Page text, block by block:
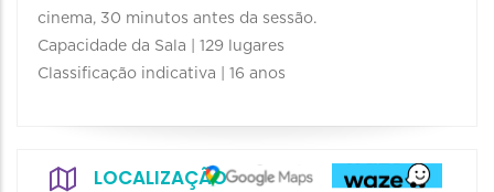
cinema, 30 minutos antes da sessão.
Capacidade da Sala | 129 lugares
Classificação indicativa | 16 anos
LOCALIZAÇÃO